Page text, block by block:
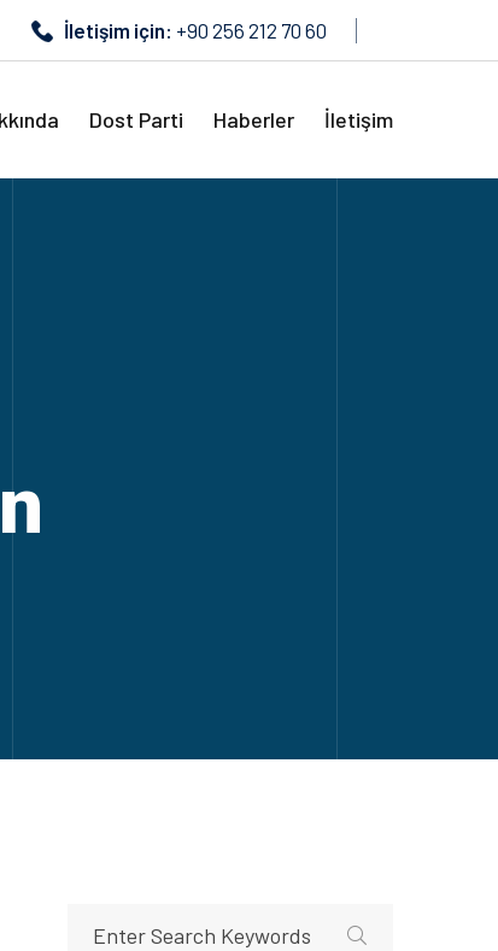
İletişim için: +90 256 212 70 60
Dost Parti Haberler İletişim